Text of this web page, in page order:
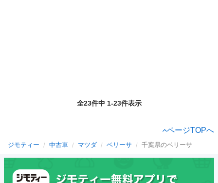
全23件中 1-23件表示
ページTOPへ
ジモティー 中古車 マツダ ベリーサ 千葉県のベリーサ